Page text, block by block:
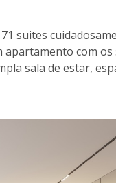
suites
com os
sala de estar,